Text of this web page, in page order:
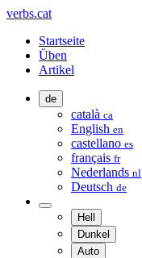
verbs.cat
Startseite
Üben
Artikel
de
català ca
English en
castellano es
français fr
Nederlands nl
Deutsch de
Hell
Dunkel
Auto